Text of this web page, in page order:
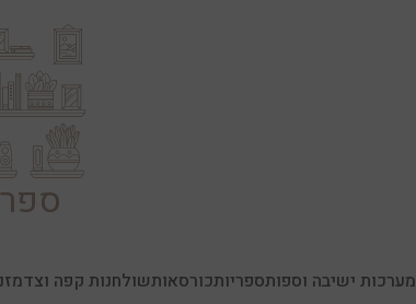
מערכות ישיבה וספותספריותכורסאותשולחנות קפה וצד